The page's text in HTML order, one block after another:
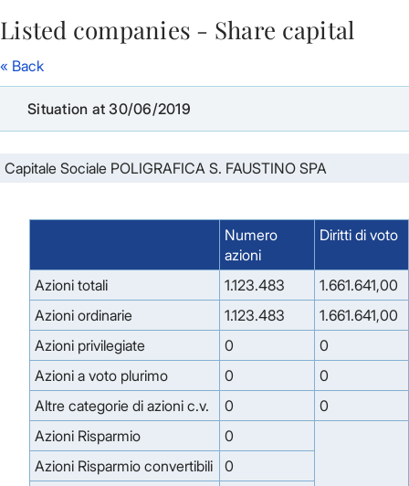
Skip to Main Content
Listed companies - Share capital
« Back
Situation at 30/06/2019
Capitale Sociale POLIGRAFICA S. FAUSTINO SPA
Numero
azioni
Diritti di voto
Azioni totali 1.123.483
1.661.641,00
Azioni ordinarie
1.123.483
1.661.641,00
Azioni privilegiate
0
0
Azioni a voto plurimo
0
0
Altre categorie di azioni c.v.
0
0
Azioni Risparmio
0
Azioni Risparmio convertibili
0